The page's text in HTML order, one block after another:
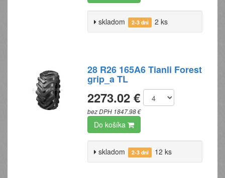
skladom 2-3 dni 2 ks
28 R26 165A6 Tianli Forest
grip_a TL
2273.02 €
bez DPH 1847.98 €
Do košíka
skladom 2-3 dni 12 ks